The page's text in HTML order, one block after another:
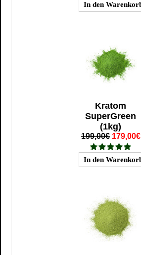
Kratom
SuperGreen
(1kg)
199,00€ 179,00€